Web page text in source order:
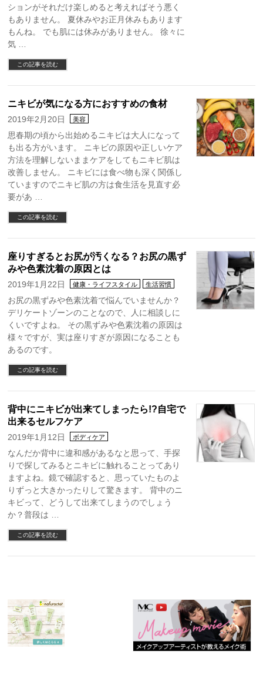
ションがそれだけ楽しめると考えればそう悪く
もありません。 夏休みやお正月休みもあります
もんね。 でも肌には休みがありません。 徐々に
気 …
この記事を読む
ニキビが気になる方におすすめの食材
2019年2月20日 美容
思春期の頃から出始めるニキビは大人になって
も出る方がいます。 ニキビの原因や正しいケア
方法を理解しないままケアをしてもニキビ肌は
改善しません。 ニキビには食べ物も深く関係し
ていますのでニキビ肌の方は食生活を見直す必
要があ …
この記事を読む
座りすぎるとお尻が汚くなる？お尻の黒ず
みや色素沈着の原因とは
2019年1月22日 健康・ライフスタイル 生活習慣
お尻の黒ずみや色素沈着で悩んでいませんか？
デリケートゾーンのことなので、人に相談しに
くいですよね。 その黒ずみや色素沈着の原因は
様々ですが、実は座りすぎが原因になることも
あるのです。
この記事を読む
背中にニキビが出来てしまったら!?自宅で
出来るセルフケア
2019年1月12日 ボディケア
なんだか背中に違和感があるなと思って、手探
りで探してみるとニキビに触れることってあり
ますよね。鏡で確認すると、思っていたものよ
りずっと大きかったりして驚きます。 背中のニ
キビって、どうして出来てしまうのでしょう
か？普段は …
この記事を読む